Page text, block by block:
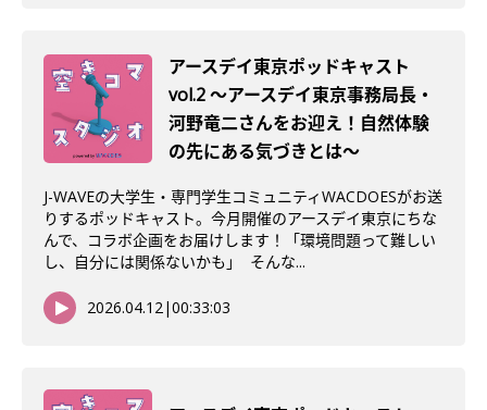
アースデイ東京ポッドキャスト
vol.2 〜アースデイ東京事務局長・
河野竜二さんをお迎え！自然体験
の先にある気づきとは〜
J-WAVEの大学生・専門学生コミュニティWACDOESがお送
りするポッドキャスト。今月開催のアースデイ東京にちな
んで、コラボ企画をお届けします！「環境問題って難しい
し、自分には関係ないかも」 そんな...
2026.04.12|00:33:03